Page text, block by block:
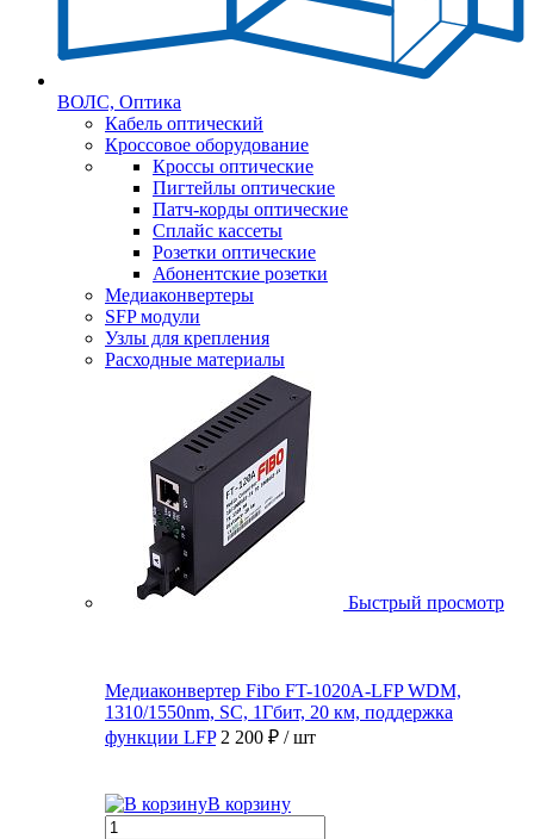
ВОЛС, Оптика
Кабель оптический
Кроссовое оборудование
Кроссы оптические
Пигтейлы оптические
Патч-корды оптические
Сплайс кассеты
Розетки оптические
Абонентские розетки
Медиаконвертеры
SFP модули
Узлы для крепления
Расходные материалы
Быстрый просмотр
Медиаконвертер Fibo FT-1020A-LFP WDM,
1310/1550nm, SC, 1Гбит, 20 км, поддержка
функции LFP 2 200 ₽ / шт
В корзину